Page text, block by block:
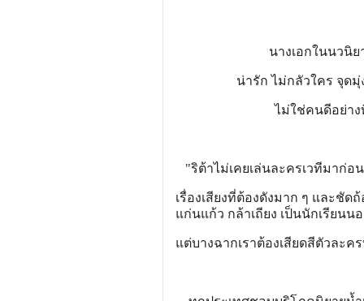
นางเอกในนวนิ
น่ารัก ไม่กลัวใคร จุด
ไม่ใช่คนดีอย่าง
"ริต้าไม่เคยเล่นละครเวทีมาก่อ
เรื่องเสียงที่ต้องดังมาก ๆ และชัด
แก่นแก้ว กล้าเถียง เป็นนักเรียนน
แต่บางฉากเราต้องเสียดสีตัวละค